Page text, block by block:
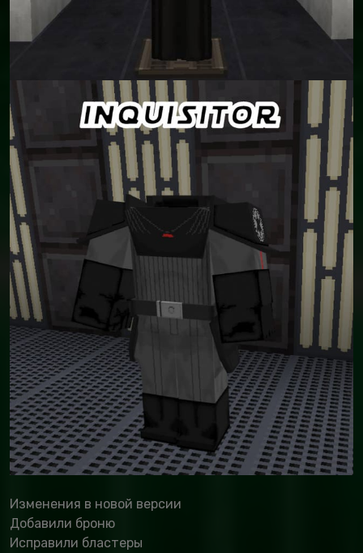
Изменения в новой версии
Добавили броню
Исправили бластеры